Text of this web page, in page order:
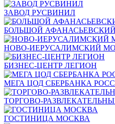
ЗАВОД РУСВИНИЛ
БОЛЬШОЙ АФАНАСЬЕВСКИЙ
НОВО-ИЕРУСАЛИМСКИЙ
БИЗНЕС-ЦЕНТР ЛЕГИОН
МЕГА ЦОД СБЕРБАНКА
ТОРГОВО-
ГОСТИНИЦА МОСКВА